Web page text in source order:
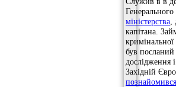
Генерального
міністерства,
капітана.
був посланий
дослідження
Західній